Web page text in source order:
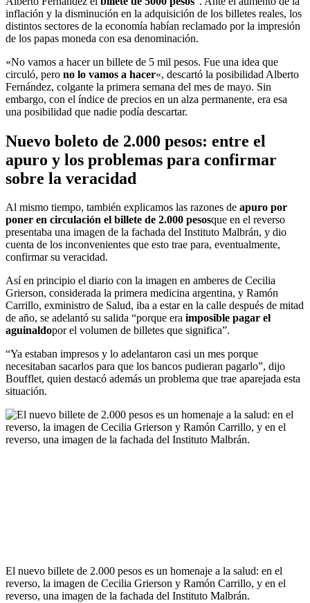
inflación y la disminución en la adquisición de los billetes reales, los
distintos sectores de la economía habían reclamado por la impresión
de los papas moneda con esa denominación.
«No vamos a hacer un billete de 5 mil pesos. Fue una idea que
circuló, pero no lo vamos a hacer«, descartó la posibilidad Alberto
Fernández, colgante la primera semana del mes de mayo. Sin
embargo, con el índice de precios en un alza permanente, era esa
una posibilidad que nadie podía descartar.
Nuevo boleto de 2.000 pesos: entre el
apuro y los problemas para confirmar
sobre la veracidad
Al mismo tiempo, también explicamos las razones de apuro por
poner en circulación el billete de 2.000 pesosque en el reverso
presentaba una imagen de la fachada del Instituto Malbrán, y dio
cuenta de los inconvenientes que esto trae para, eventualmente,
confirmar su veracidad.
Así en principio el diario con la imagen en amberes de Cecilia
Grierson, considerada la primera medicina argentina, y Ramón
Carrillo, exministro de Salud, iba a estar en la calle después de mitad
de año, se adelantó su salida “porque era imposible pagar el
aguinaldopor el volumen de billetes que significa”.
“Ya estaban impresos y lo adelantaron casi un mes porque
necesitaban sacarlos para que los bancos pudieran pagarlo”, dijo
Boufflet, quien destacó además un problema que trae aparejada esta
situación.
El nuevo billete de 2.000 pesos es un homenaje a la salud: en el
reverso, la imagen de Cecilia Grierson y Ramón Carrillo, y en el
reverso, una imagen de la fachada del Instituto Malbrán.